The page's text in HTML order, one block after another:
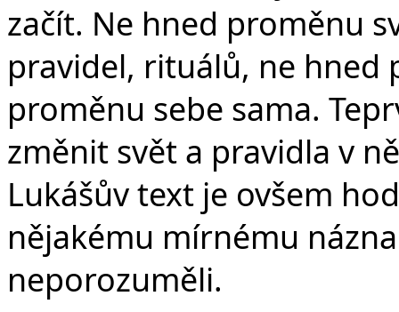
začít. Ne hned proměnu
pravidel, rituálů, ne hned
proměnu sebe sama.
změnit svět a pravidla v
Lukášův text je ovšem
nějakému mírnému
neporozuměli.